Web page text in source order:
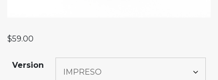
$59.00
Version